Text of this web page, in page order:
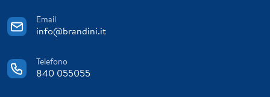
Email
info@brandini.it
Telefono
840 055055